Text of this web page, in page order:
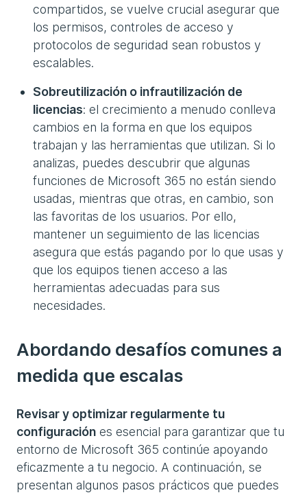
compartidos, se vuelve crucial asegurar que
los permisos, controles de acceso y
protocolos de seguridad sean robustos y
escalables.
Sobreutilización o infrautilización de
licencias: el crecimiento a menudo conlleva
cambios en la forma en que los equipos
trabajan y las herramientas que utilizan. Si lo
analizas, puedes descubrir que algunas
funciones de Microsoft 365 no están siendo
usadas, mientras que otras, en cambio, son
las favoritas de los usuarios. Por ello,
mantener un seguimiento de las licencias
asegura que estás pagando por lo que usas y
que los equipos tienen acceso a las
herramientas adecuadas para sus
necesidades.
Abordando desafíos comunes a
medida que escalas
Revisar y optimizar regularmente tu
configuración es esencial para garantizar que tu
entorno de Microsoft 365 continúe apoyando
eficazmente a tu negocio. A continuación, se
presentan algunos pasos prácticos que puedes